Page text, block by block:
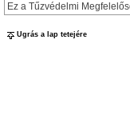
Ez a Tűzvédelmi
Ugrás a lap tetejére